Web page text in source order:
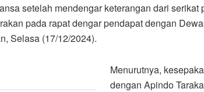
setelah mendengar keterangan dari
pada rapat dengar pendapat dengan
Selasa (17/12/2024).
Menurutnya,
dengan Apindo